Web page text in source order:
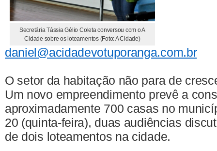
Secretária Tássia Gélio Coleta conversou com o A
Cidade sobre os loteamentos (Foto: A Cidade)
daniel@acidadevotuporanga.com.br
O setor da habitação não para de
Um novo empreendimento prevê a
aproximadamente 700 casas no
20 (quinta-feira), duas audiências
de dois loteamentos na cidade.